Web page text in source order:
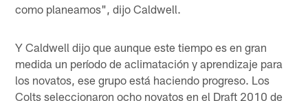
como planeamos", dijo Caldwell.
Y Caldwell dijo que aunque este tiempo es en gran
medida un período de aclimatación y aprendizaje para
los novatos, ese grupo está haciendo progreso. Los
Colts seleccionaron ocho novatos en el Draft 2010 de